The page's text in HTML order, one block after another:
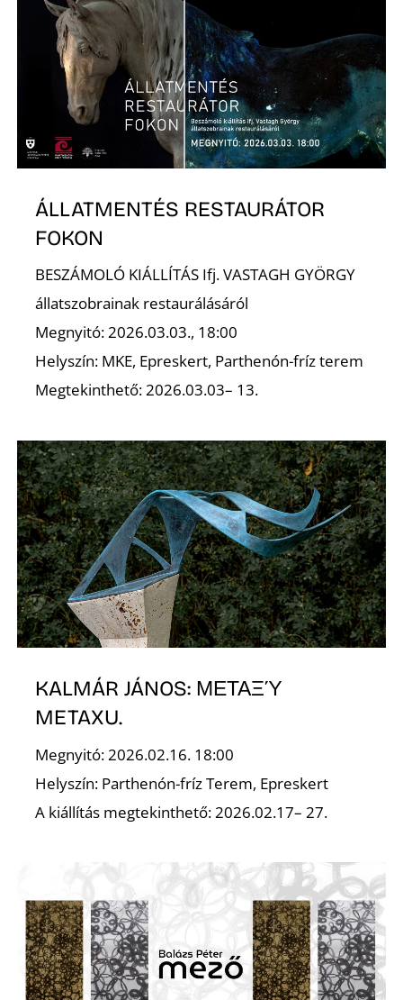
ÁLLATMENTÉS RESTAURÁTOR
FOKON
BESZÁMOLÓ KIÁLLÍTÁS Ifj. VASTAGH GYÖRGY
állatszobrainak restaurálásáról
Megnyitó: 2026.03.03., 18:00
Helyszín: MKE, Epreskert, Parthenón-fríz terem
Megtekinthető: 2026.03.03– 13.
KALMÁR JÁNOS: ΜΕΤΑΞΎ
METAXU.
Megnyitó: 2026.02.16. 18:00
Helyszín: Parthenón-fríz Terem, Epreskert
A kiállítás megtekinthető: 2026.02.17– 27.